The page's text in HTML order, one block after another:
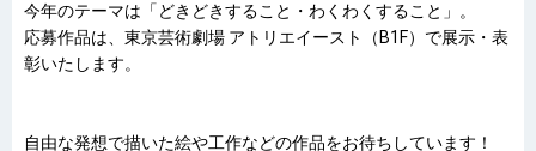
今年のテーマは「どきどきすること・わくわくすること」。
応募作品は、東京芸術劇場 アトリエイースト（B1F）で展示・表
彰いたします。
自由な発想で描いた絵や工作などの作品をお待ちしています！